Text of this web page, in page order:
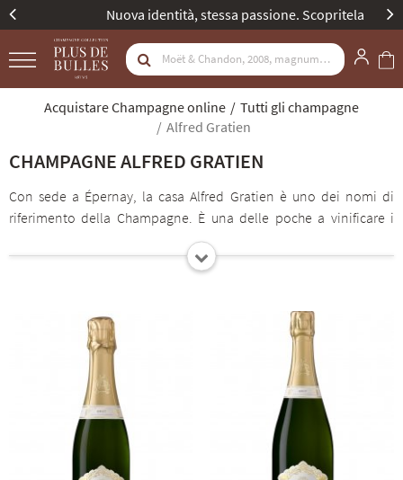
Nuova identità, stessa passione. Scopritela
Acquistare Champagne online
Tutti gli champagne
Alfred Gratien
CHAMPAGNE ALFRED GRATIEN
Con sede a Épernay, la casa Alfred Gratien è uno dei nomi di
riferimento della Champagne. È una delle poche a vinificare i
propri vini esclusivamente in botti di rovere, il che conferisce loro
una grande ricchezza aromatica. Per preservare la tensione tipica
particolarità della casa è che l’invecchiamento dei vini avviene
con tappi di sughero, sempre nell’ottica di favorire lo sviluppo dei
Il capo cantiniere, Nicolas Jaeger, elabora una gamma golosa e al
tempo stesso precisa a partire dai tre vitigni tradizionali della
regione: il Pinot Nero, lo Chardonnay e il Pinot Meunier. Grazie al
suo savoir-faire, riesce a trarre la quintessenza da ciascun vitigno.